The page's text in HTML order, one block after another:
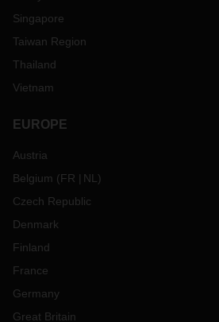
Singapore
Taiwan Region
Thailand
Vietnam
EUROPE
Austria
Belgium (FR NL )
Czech Republic
Denmark
Finland
France
Germany
Great Britain